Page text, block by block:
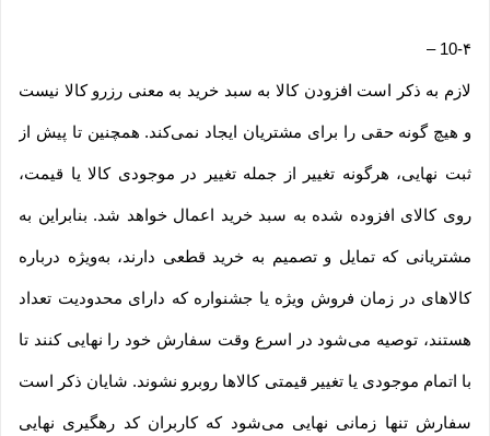
10-۴ –
لازم به ذکر است افزودن کالا به سبد خرید به معنی رزرو کالا نیست
و هیچ گونه حقی را برای مشتریان ایجاد نمی‌کند. همچنین تا پیش از
ثبت نهایی، هرگونه تغییر از جمله تغییر در موجودی کالا یا قیمت،
روی کالای افزوده شده به سبد خرید اعمال خواهد شد. بنابراین به
مشتریانی که تمایل و تصمیم به خرید قطعی دارند، به‌ویژه درباره
کالاهای در زمان فروش ویژه یا جشنواره که دارای محدودیت تعداد
هستند، توصیه می‌شود در اسرع وقت سفارش خود را نهایی کنند تا
با اتمام موجودی یا تغییر قیمتی کالاها روبرو نشوند. شایان ذکر است
سفارش تنها زمانی نهایی می‌شود که کاربران کد رهگیری نهایی